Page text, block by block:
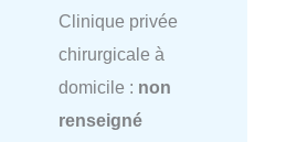
Clinique privée
chirurgicale à
domicile : non
renseigné